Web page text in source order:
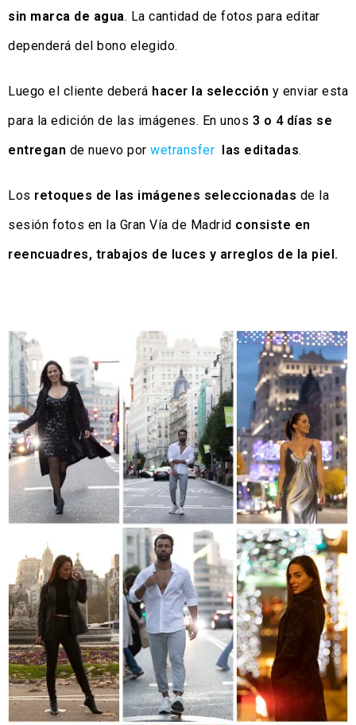
sin marca de agua. La cantidad de fotos para editar
dependerá del bono elegido.
Luego el cliente deberá hacer la selección y enviar esta
para la edición de las imágenes. En unos 3 o 4 días se
entregan de nuevo por wetransfer las editadas.
Los retoques de las imágenes seleccionadas de la
sesión fotos en la Gran Vía de Madrid consiste en
reencuadres, trabajos de luces y arreglos de la piel.